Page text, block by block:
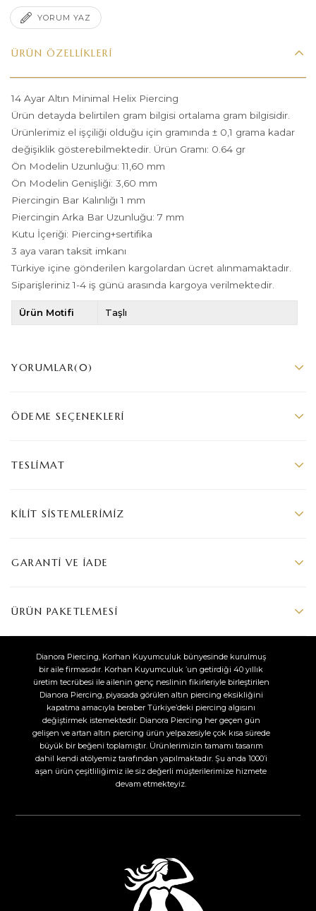
YORUM YAZ
ÜRÜN ÖZELLIKLERI
14 Ayar Altın Minimal Helix Piercing
Ürün detayda belirtilen gram bilgisi ortalama gram bilgisidir.
Ürünlerimiz el işçiliği olduğu için gramında ± 0,1 grama kadar
değişiklik gösterebilmektedir. Ürün Gramı: 0.64 gr
Ön Modelin Uzunluğu: 11,60 mm
Ön Modelin Genişliği: 3,60 mm
Piercingin Bar Kalınlığı 1 mm
Piercingin Arka Bar Uzunluğu: 7 mm
Kutu İçeriği: Piercing+sertifika
3 aya varan taksit imkanı
Türkiye içine gönderilen kargolardan ücret alınmamaktadır.
Siparişleriniz 1-4 iş günü arasında kargoya verilmektedir.
Ürün Motifi Taşlı
YORUMLAR(0)
ÖDEME SEÇENEKLERI
TESLIMAT
KILIT SISTEMLERIMIZ
GARANTI VE İADE
ÜRÜN PAKETLEMESI
Dianora Piercing, Korhan Kuyumculuk bünyesinde kurulmuş
bir aile firmasıdır. Korhan Kuyumculuk ’un getirdiği 40 yıllık
üretim tecrübesi ile ailenin genç neslinin fikirleriyle birleştirilen
Dianora Piercing, piyasada görülen altın piercing eksikliğini
kapatma amacıyla beraber Türkiye’deki piercing algısını
değiştirmek istemektedir. Dianora Piercing her geçen gün
gelişen ve artan altın piercing ürün yelpazesiyle çok kısa sürede
büyük bir beğeni toplamıştır. Ürünlerimizin tamamı tasarım
dahil kendi atölyemiz tarafından yapılmaktadır. Şu anda 1000’i
aşan ürün çeşitliliğimiz ile siz değerli müşterilerimize hizmete
devam etmekteyiz.​